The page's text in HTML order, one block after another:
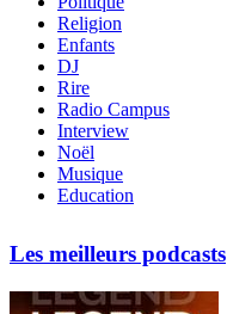
Religion
Enfants
DJ
Rire
Radio Campus
Interview
Noël
Musique
Education
Les meilleurs podcasts